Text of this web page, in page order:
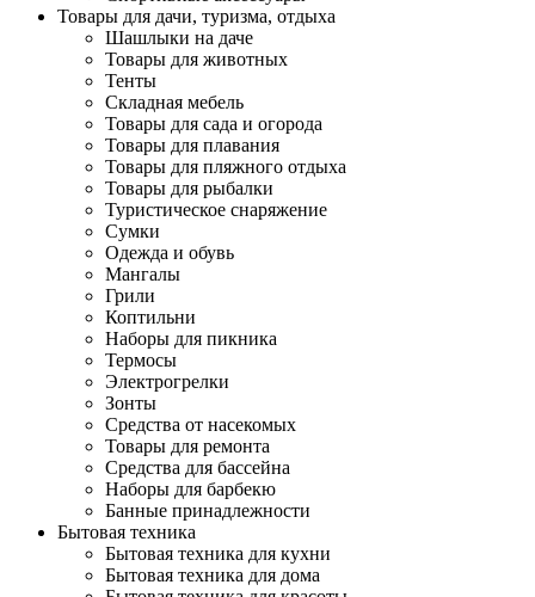
Товары для дачи, туризма, отдыха
Шашлыки на даче
Товары для животных
Тенты
Складная мебель
Товары для сада и огорода
Товары для плавания
Товары для пляжного отдыха
Товары для рыбалки
Туристическое снаряжение
Сумки
Одежда и обувь
Мангалы
Грили
Коптильни
Наборы для пикника
Термосы
Электрогрелки
Зонты
Средства от насекомых
Товары для ремонта
Средства для бассейна
Наборы для барбекю
Банные принадлежности
Бытовая техника
Бытовая техника для кухни
Бытовая техника для дома